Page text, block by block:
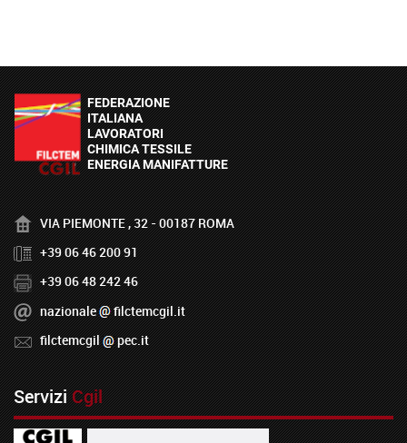
VIA PIEMONTE , 32 - 00187 ROMA
+39 06 46 200 91
+39 06 48 242 46
nazionale
filctemcgil.it
filctemcgil
pec.it
ServiziCgil